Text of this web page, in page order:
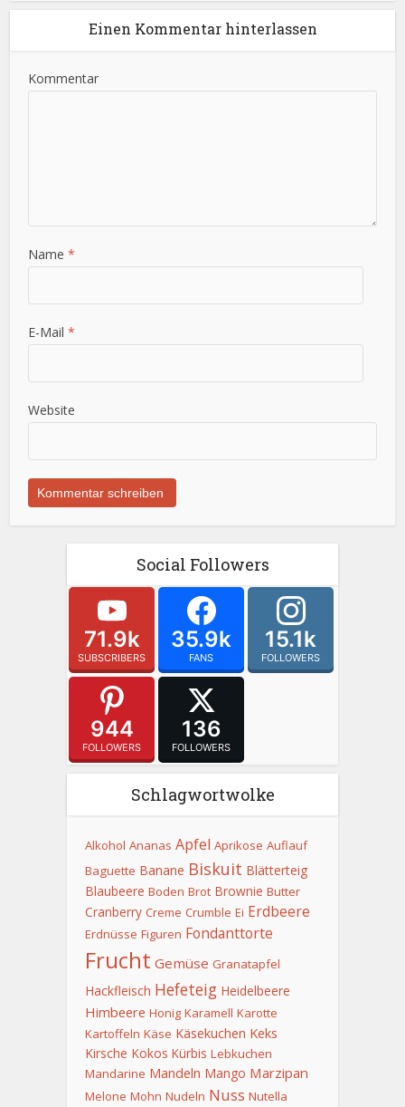
Einen Kommentar hinterlassen
Kommentar
Name*
E-Mail*
Website
Social Followers
71.9k
SUBSCRIBERS
35.9k
FANS
15.1k
FOLLOWERS
944
FOLLOWERS
136
FOLLOWERS
Schlagwortwolke
Alkohol Ananas Apfel Aprikose Auflauf
Baguette Banane Biskuit Blätterteig
Blaubeere Boden Brot Brownie Butter
Cranberry Creme Crumble Ei Erdbeere
Erdnüsse Figuren Fondanttorte
Frucht Gemüse Granatapfel
Hackfleisch Hefeteig Heidelbeere
Himbeere Honig Karamell Karotte
Kartoffeln Käse Käsekuchen Keks
Kirsche Kokos Kürbis Lebkuchen
Mandarine Mandeln Mango Marzipan
Melone Mohn Nudeln Nuss Nutella